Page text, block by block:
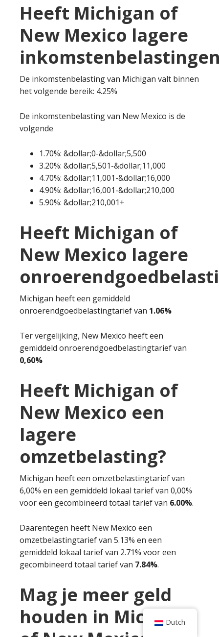
Heeft Michigan of
New Mexico lagere
De inkomstenbelasting van Michigan valt binnen
het volgende bereik: 4.25%
De inkomstenbelasting van New Mexico is de
volgende
1.70%: &dollar;0-&dollar;5,500
3.20%: &dollar;5,501-&dollar;11,000
4.70%: &dollar;11,001-&dollar;16,000
4.90%: &dollar;16,001-&dollar;210,000
5.90%: &dollar;210,001+
Heeft Michigan of
New Mexico lagere
Michigan heeft een gemiddeld
onroerendgoedbelastingtarief van 1.06%
Ter vergelijking, New Mexico heeft een
gemiddeld onroerendgoedbelastingtarief van
0,60%
Heeft Michigan of
New Mexico een
lagere
omzetbelasting?
Michigan heeft een omzetbelastingtarief van
6,00% en een gemiddeld lokaal tarief van 0,00%
voor een gecombineerd totaal tarief van 6.00%.
Daarentegen heeft New Mexico een
omzetbelastingtarief van 5.13% en een
gemiddeld lokaal tarief van 2.71% voor een
gecombineerd totaal tarief van 7.84%.
Mag je meer geld
houden in Michigan
Dutch